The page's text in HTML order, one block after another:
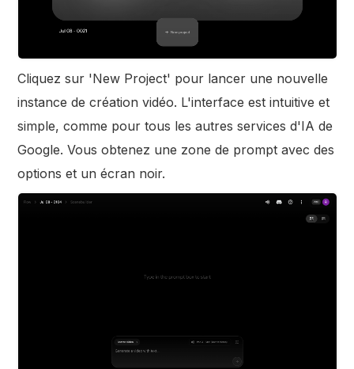
Cliquez sur 'New Project' pour lancer une nouvelle
instance de création vidéo. L'interface est intuitive et
simple, comme pour tous les autres services d'IA de
Google. Vous obtenez une zone de prompt avec des
options et un écran noir.